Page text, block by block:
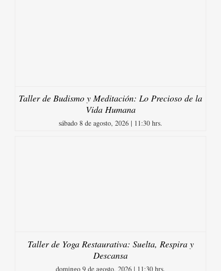
Taller de Budismo y Meditación: Lo Precioso de la
Vida Humana
sábado 8 de agosto, 2026 | 11:30 hrs.
Taller de Yoga Restaurativa: Suelta, Respira y
Descansa
domingo 9 de agosto, 2026 | 11:30 hrs.